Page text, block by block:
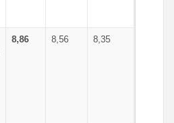
8,86 8,56 8,35